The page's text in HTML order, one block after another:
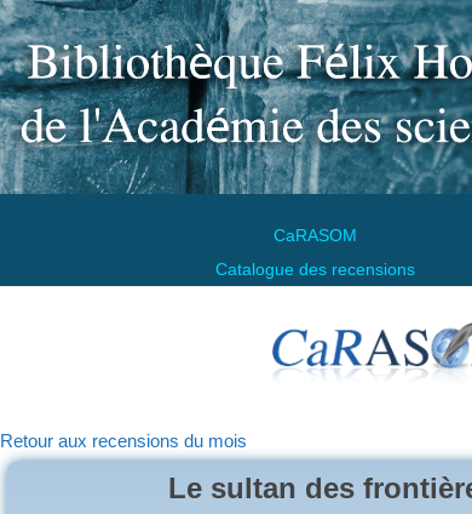
CaRASOM
Catalogue des recensions
Retour aux recensions du mois
Le sultan des